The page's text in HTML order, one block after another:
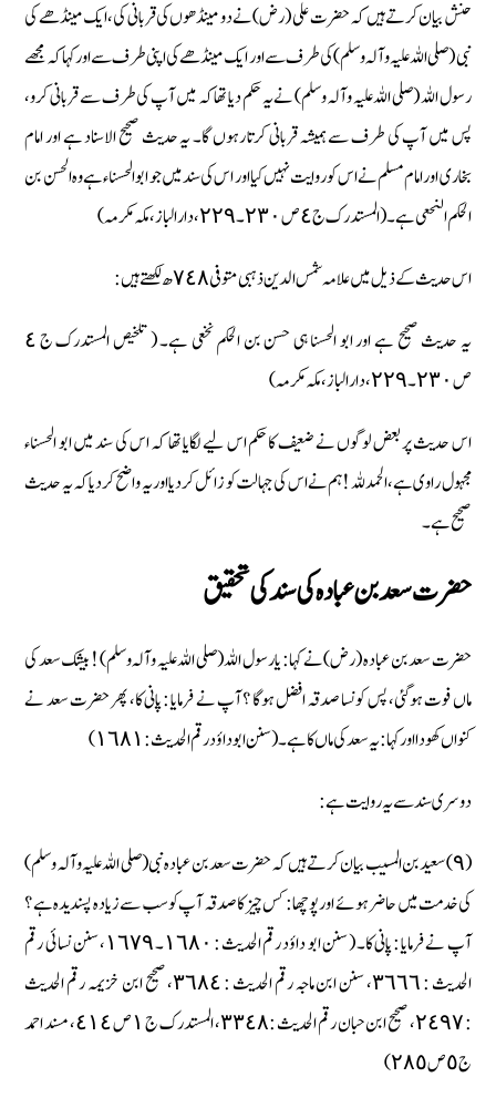
حنش بیان کرتے ہیں کہ حضرت علی (رض) نے دو مینڈھوں کی قربانی کی، ایک مینڈھے کی
نبی (صلی اللہ علیہ وآلہ وسلم) کی طرف سے اور ایک مینڈھے کی اپنی طرف سے اور کہا کہ مجھے
رسول اللہ (صلی اللہ علیہ وآلہ وسلم) نے یہ حکم دیا تھا کہ میں آپ کی طرف سے قربانی کرو،
پس میں آپ کی طرف سے ہمیشہ قربانی کرتا رہوں گا۔ یہ حدیث صحیح الاسناد ہے اور امام
بخاری اور امام مسلم نے اس کو روایت نہیں کیا اور اس کی سند میں جو ابو الحسناء ہے وہ الحسن بن
الحکم النحعی ہے۔ ( المستدرک ج ٤ ص ٢٣٠۔ ٢٢٩، دارالباز، مکہ مکرمہ)
اس حدیث کے ذیل میں علامہ شمس الدین ذہبی متوفی ٧٤٨ ھ لکھتے ہیں :
یہ حدیث صحیح ہے اور ابو الحسنا ہی حسن بن الحکم نخعی ہے۔ ( تلخیص المستدرک ج ٤
ص ٢٣٠۔ ٢٢٩، دا رالباز، مکہ مکرمہ)
اس حدیث پر بعض لوگوں نے ضعیف کا حکم اس لیے لگایا تھا کہ اس کی سند میں ابو الحسناء
مجہول راوی ہے، الحمد للہ ! ہم نے اس کی جہالت کو زائل کردیا اور یہ واضح کردیا کہ یہ حدیث
صحیح ہے۔
حضرت سعد بن عبادہ کی سند کی تحقیق
حضرت سعد بن عبادہ (رض) نے کہا : یا رسول اللہ (صلی اللہ علیہ وآلہ وسلم) ! بیشک سعد کی
ماں فوت ہوگئی، پس کونسا صدقہ افضل ہوگا ؟ آپ نے فرمایا : پانی کا، پھر حضرت سعد نے
کنواں کھودا اور کہا : یہ سعد کی ماں کا ہے۔ ( سنن ابو داؤد رقم الحدیث : ١٦٨١)
دوسری سند سے یہ روایت ہے :
(٩) سعید بن المسیب بیان کرتے ہیں کہ حضرت سعد بن عبادہ نبی (صلی اللہ علیہ وآلہ وسلم)
کی خدمت میں حاضر ہوئے اور پوچھا : کس چیز کا صدقہ آپ کو سب سے زیادہ پسندیدہ ہے ؟
آپ نے فرمایا : پانی کا۔ ( سنن ابو داؤد رقم الحدیث : ١٦٨٠۔ ١٦٧٩، سنن نسائی رقم
الحدیث : ٣٦٦٦، سنن ابن ماجہ رقم الحدیث : ٣٦٨٤، صحیح ابن خزیمہ رقم الحدیث
: ٢٤٩٧، صحیح ابن حبان رقم الحدیث : ٣٣٤٨، المستدرک ج ١ ص ٤١٤، مسند احمد
ج ٥ ص ٢٨٥)